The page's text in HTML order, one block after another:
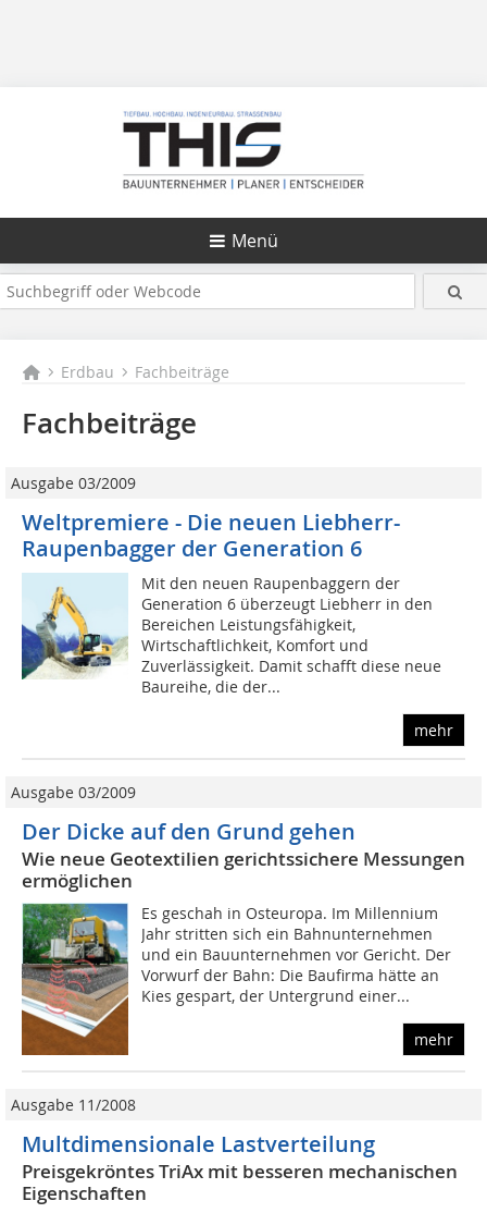
Menü
Erdbau Fachbeiträge
Fachbeiträge
Ausgabe 03/2009
Weltpremiere - Die neuen Liebherr-
Raupenbagger der Generation 6
Mit den neuen Raupenbaggern der
Generation 6 überzeugt Liebherr in den
Bereichen Leistungsfähigkeit,
Wirtschaftlichkeit, Komfort und
Zuverlässigkeit. Damit schafft diese neue
Baureihe, die der...
mehr
Ausgabe 03/2009
Der Dicke auf den Grund gehen
Wie neue Geotextilien gerichtssichere Messungen
ermöglichen
Es geschah in Osteuropa. Im Millennium
Jahr stritten sich ein Bahnunternehmen
und ein Bauunternehmen vor Gericht. Der
Vorwurf der Bahn: Die Baufirma hätte an
Kies gespart, der Untergrund einer...
mehr
Ausgabe 11/2008
Multdimensionale Lastverteilung
Preisgekröntes TriAx mit besseren mechanischen
Eigenschaften